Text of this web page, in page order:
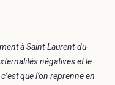
à Saint-Laurent-du-
négatives et le
que l’on reprenne en